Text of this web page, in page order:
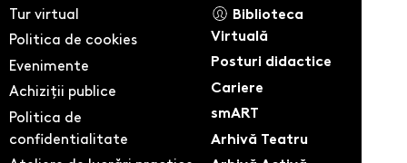
Tur virtual
Politica de cookies
Evenimente
Achiziții publice
Politica de
confidentialitate
Biblioteca
Virtuală
Posturi didactice
Cariere
smART
Arhivă Teatru